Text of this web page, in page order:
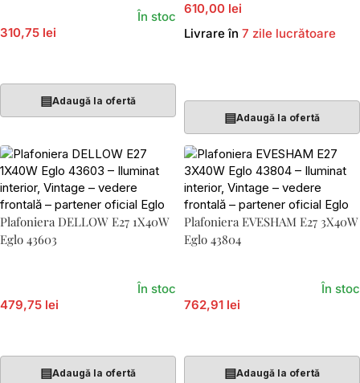
310,75 lei
În stoc
▤Adaugă la ofertă
610,00 lei
Livrare în 7 zile lucrătoare
▤Adaugă la ofertă
Plafoniera DELLOW E27 1X40W
Eglo 43603
479,75 lei
În stoc
▤Adaugă la ofertă
Plafoniera EVESHAM E27 3X40W
Eglo 43804
762,91 lei
În stoc
▤Adaugă la ofertă